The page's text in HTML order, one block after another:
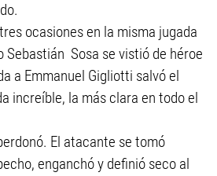
ocasiones en la misma jugada
Sebastián Sosa se vistió de héroe
a Emmanuel Gigliotti salvó el
increíble, la más clara en todo el
El atacante se tomó
enganchó y definió seco al